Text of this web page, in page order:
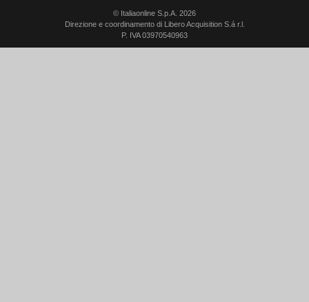
© Italiaonline S.p.A. 2026
Direzione e coordinamento di Libero Acquisition S.á r.l.
P. IVA 03970540963